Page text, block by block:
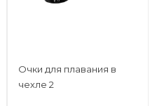
Очки для плавания в
чехле 2